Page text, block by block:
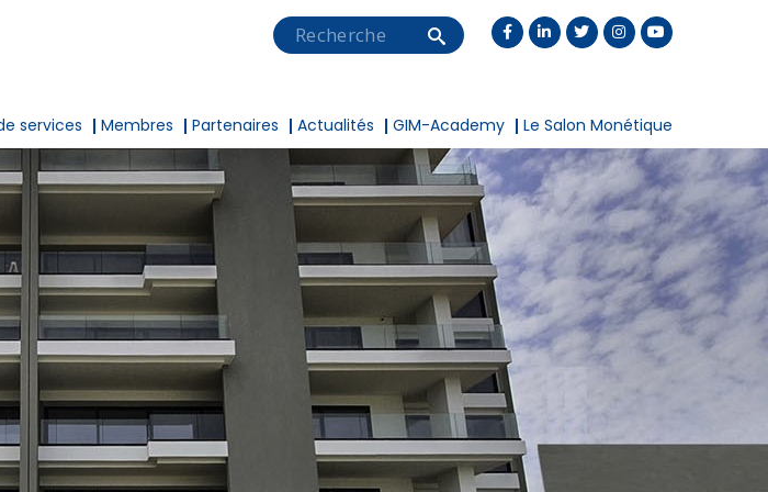
Search
services Membres Partenaires Actualités GIM-Academy Le Salon Monétique